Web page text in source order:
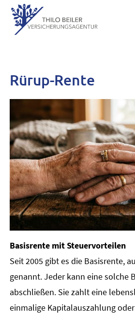
Rürup-Rente
Basisrente mit Steuervorteilen
Seit 2005 gibt es die Basisrente,
genannt. Jeder kann eine solche
abschließen. Sie zahlt eine
einmalige Kapitalauszahlung